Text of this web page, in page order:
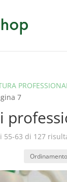
7
55-63 di 127